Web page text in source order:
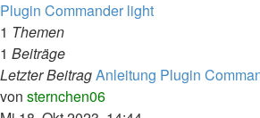
Plugin Commander light
1 Themen
1 Beiträge
Letzter BeitragAnleitung Plugin
von sternchen06Neuester